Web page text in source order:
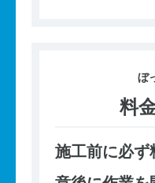
ぼ
料
施工前に必ず